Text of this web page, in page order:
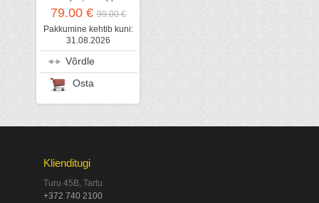
79.00 €99.00 €
Pakkumine kehtib kuni:
31.08.2026
Võrdle
Osta
Klienditugi
Turu 45B, Tartu
+372 740 2100